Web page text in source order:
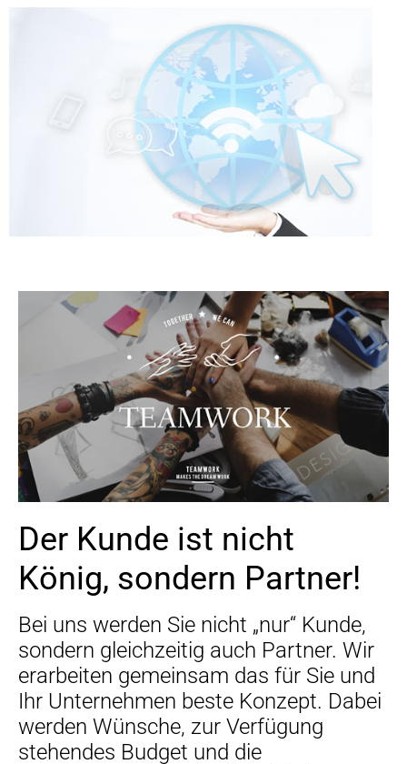
Der Kunde ist nicht
König, sondern Partner!
Bei uns werden Sie nicht „nur“ Kunde,
sondern gleichzeitig auch Partner. Wir
erarbeiten gemeinsam das für Sie und
Ihr Unternehmen beste Konzept. Dabei
werden Wünsche, zur Verfügung
stehendes Budget und die